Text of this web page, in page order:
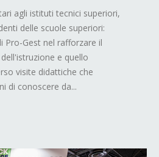
agli istituti tecnici superiori,
delle scuole superiori:
Pro-Gest nel rafforzare il
e quello
visite didattiche che
di conoscere da...